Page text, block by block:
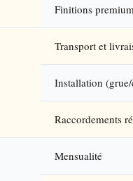
Finitions
Transport et
Installation
Raccordements
Mensualité